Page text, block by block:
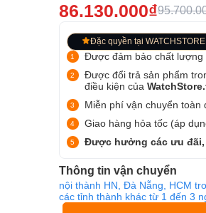
86.130.000₫
Đặc quyền tại WATCHSTORE
Được đảm bảo chất lượng
Được đổi trả sản phẩm
điều kiện của
Miễn phí vận chuyển toàn
Giao hàng hỏa tốc (áp
Được hưởng các ưu đãi,
Thông tin vận chuyển
nội thành HN, Đà Nẵng, HCM
các tỉnh thành khác từ 1 đến 3